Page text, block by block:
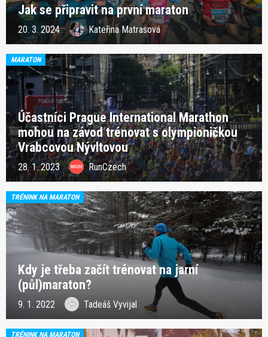
Jak se připravit na první maraton
20. 3. 2024 Kateřina Matrasová
MARATON
Účastníci Prague International Marathon
mohou na závod trénovat s olympioničkou
Vrabcovou Nývltovou
28. 1. 2023 RunCzech
TRÉNINK NA MARATON
Kdy je třeba začít trénovat na jarní
(půl)maraton?
9. 1. 2022 Tadeáš Vyvijal
TRÉNINK NA MARATON